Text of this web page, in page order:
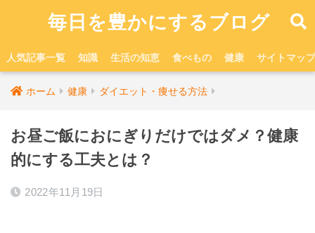
毎日を豊かにするブログ
人気記事一覧 知識 生活の知恵 食べもの 健康 サイトマップ
ホーム 健康 ダイエット・痩せる方法
お昼ご飯におにぎりだけではダメ？健康
的にする工夫とは？
2022年11月19日